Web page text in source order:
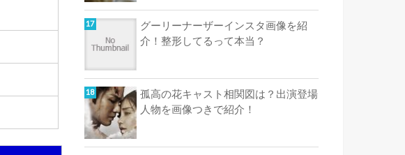
グーリーナーザーインスタ画像を紹
介！整形してるって本当？
孤高の花キャスト相関図は？出演登場
人物を画像つきで紹介！